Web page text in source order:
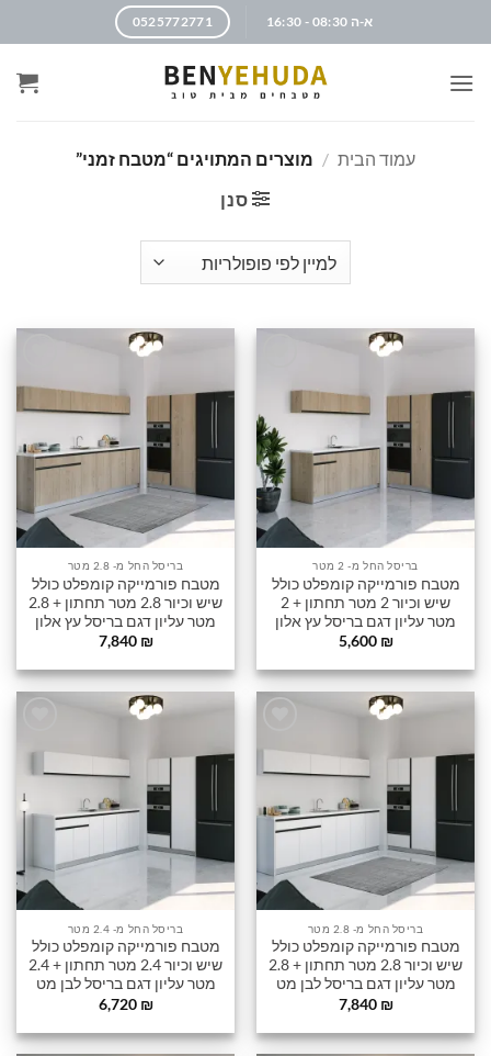
א-ה 08:30 - 16:30 0525772771
עמוד הבית / מוצרים המתויגים “מטבח זמני”
סנן
שלי
בריסל החל מ- 2 מטר
מטבח פורמייקה קומפלט כולל
שיש וכיור 2 מטר תחתון + 2
מטר עליון דגם בריסל עץ אלון
5,600 ₪
הוסף
שלי
בריסל החל מ- 2.8 מטר
מטבח פורמייקה קומפלט כולל
שיש וכיור 2.8 מטר תחתון + 2.8
מטר עליון דגם בריסל עץ אלון
7,840 ₪
שלי
בריסל החל מ- 2.8 מטר
מטבח פורמייקה קומפלט כולל
שיש וכיור 2.8 מטר תחתון + 2.8
מטר עליון דגם בריסל לבן מט
7,840 ₪
שלי
בריסל החל מ- 2.4 מטר
מטבח פורמייקה קומפלט כולל
שיש וכיור 2.4 מטר תחתון + 2.4
מטר עליון דגם בריסל לבן מט
6,720 ₪